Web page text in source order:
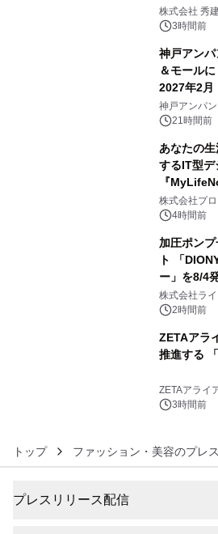
大興奮が今
株式会社 秀
アートギャラ
3時間前
神戸アン
＆モール
2027年2月
オープン
神戸アンパ
ル 21時間前
あなたの
するIT型デ
『
秀賞100名
株式会社プ
4時間前
加圧ポン
ト 「
ー」を8/4
株式会社ラ
2時間前
ZETAアラ
推進する
ZETAアライ
3時間前
トップ ファッション・美容のプレ
プレスリリース配信